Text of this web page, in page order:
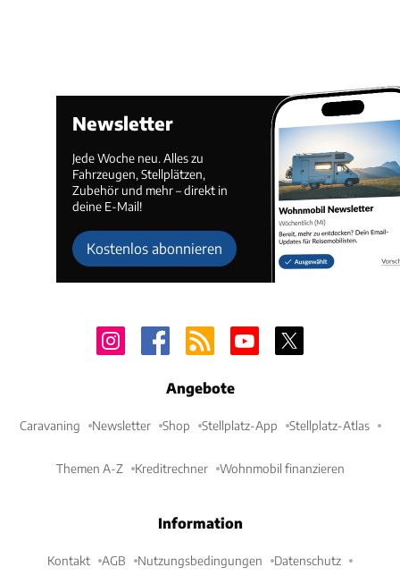
Newsletter
Jede Woche neu. Alles zu
Fahrzeugen, Stellplätzen,
Zubehör und mehr – direkt in
deine E-Mail!
Kostenlos abonnieren
Angebote
Caravaning Newsletter Shop Stellplatz-App Stellplatz-Atlas
Themen A-Z Kreditrechner Wohnmobil finanzieren
Information
Kontakt AGB Nutzungsbedingungen Datenschutz